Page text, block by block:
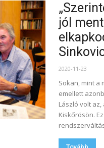
jól
2020-11-23
Sokan, mint a
emellett
László volt
Kiskőrösön.